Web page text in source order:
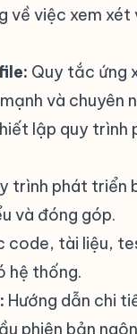
về việc xem xét
Quy tắc ứng
và chuyên
lập quy trình
trình phát triển
và đóng góp.
code, tài liệu,
hệ thống.
Hướng dẫn chi
phiên bản